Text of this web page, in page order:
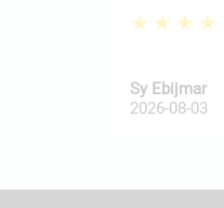
Sy Ebijmar
2026-08-03